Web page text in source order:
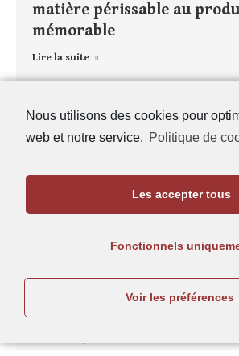
Nous utilisons des cookies pour
web et notre service. Politique de
Les accepter tous
Fonctionnels
Voir les préférences
matière périssable au
mémorable
Lire la suite
volumes|
ἄλσος, ξύλον : dans les bois
Publié dansArticles,Tome 125 -